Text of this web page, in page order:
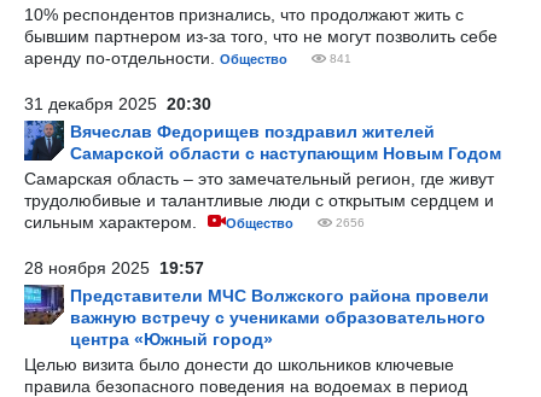
10% респондентов признались, что продолжают жить с
бывшим партнером из-за того, что не могут позволить себе
аренду по-отдельности.
Общество 841
31 декабря 2025 20:30
Вячеслав Федорищев поздравил жителей
Самарской области с наступающим Новым Годом
Самарская область – это замечательный регион, где живут
трудолюбивые и талантливые люди с открытым сердцем и
сильным характером.
Общество 2656
28 ноября 2025 19:57
Представители МЧС Волжского района провели
важную встречу с учениками образовательного
центра «Южный город»
Целью визита было донести до школьников ключевые
правила безопасного поведения на водоемах в период